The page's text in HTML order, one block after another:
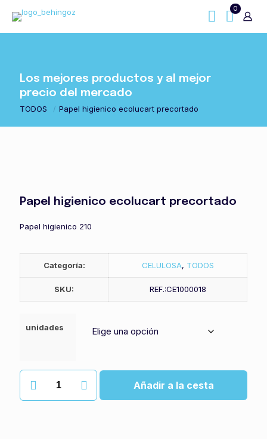
0
Los mejores productos y al mejor
precio del mercado
TODOS / Papel higienico ecolucart precortado
Papel higienico ecolucart precortado
Papel higienico 210
Categoría: CELULOSA, TODOS
SKU: REF.:CE1000018
unidades
Papel
ecolucart
Añadir a la cesta